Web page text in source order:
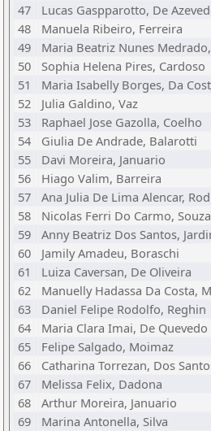
47
Lucas Gaspparotto, De
48
Manuela Ribeiro, Ferreira
49
Maria Beatriz Nunes
50
Sophia Helena Pires, Cardoso
51
Maria Isabelly Borges, Da
52
Julia Galdino, Vaz
53
Raphael Jose Gazolla, Coelho
54
Giulia De Andrade, Balarotti
55
Davi Moreira, Januario
56
Hiago Valim, Barreira
57
Ana Julia De Lima Alencar,
58
Nicolas Ferri Do Carmo, Souza
59
Anny Beatriz Dos Santos,
60
Jamily Amadeu, Boraschi
61
Luiza Caversan, De Oliveira
62
Manuelly Hadassa Da Costa,
63
Daniel Felipe Rodolfo, Reghin
64
Maria Clara Imai, De Quevedo
65
Felipe Salgado, Moimaz
66
Catharina Torrezan, Dos
67
Melissa Felix, Dadona
68
Arthur Moreira, Januario
69
Marina Antonella, Silva